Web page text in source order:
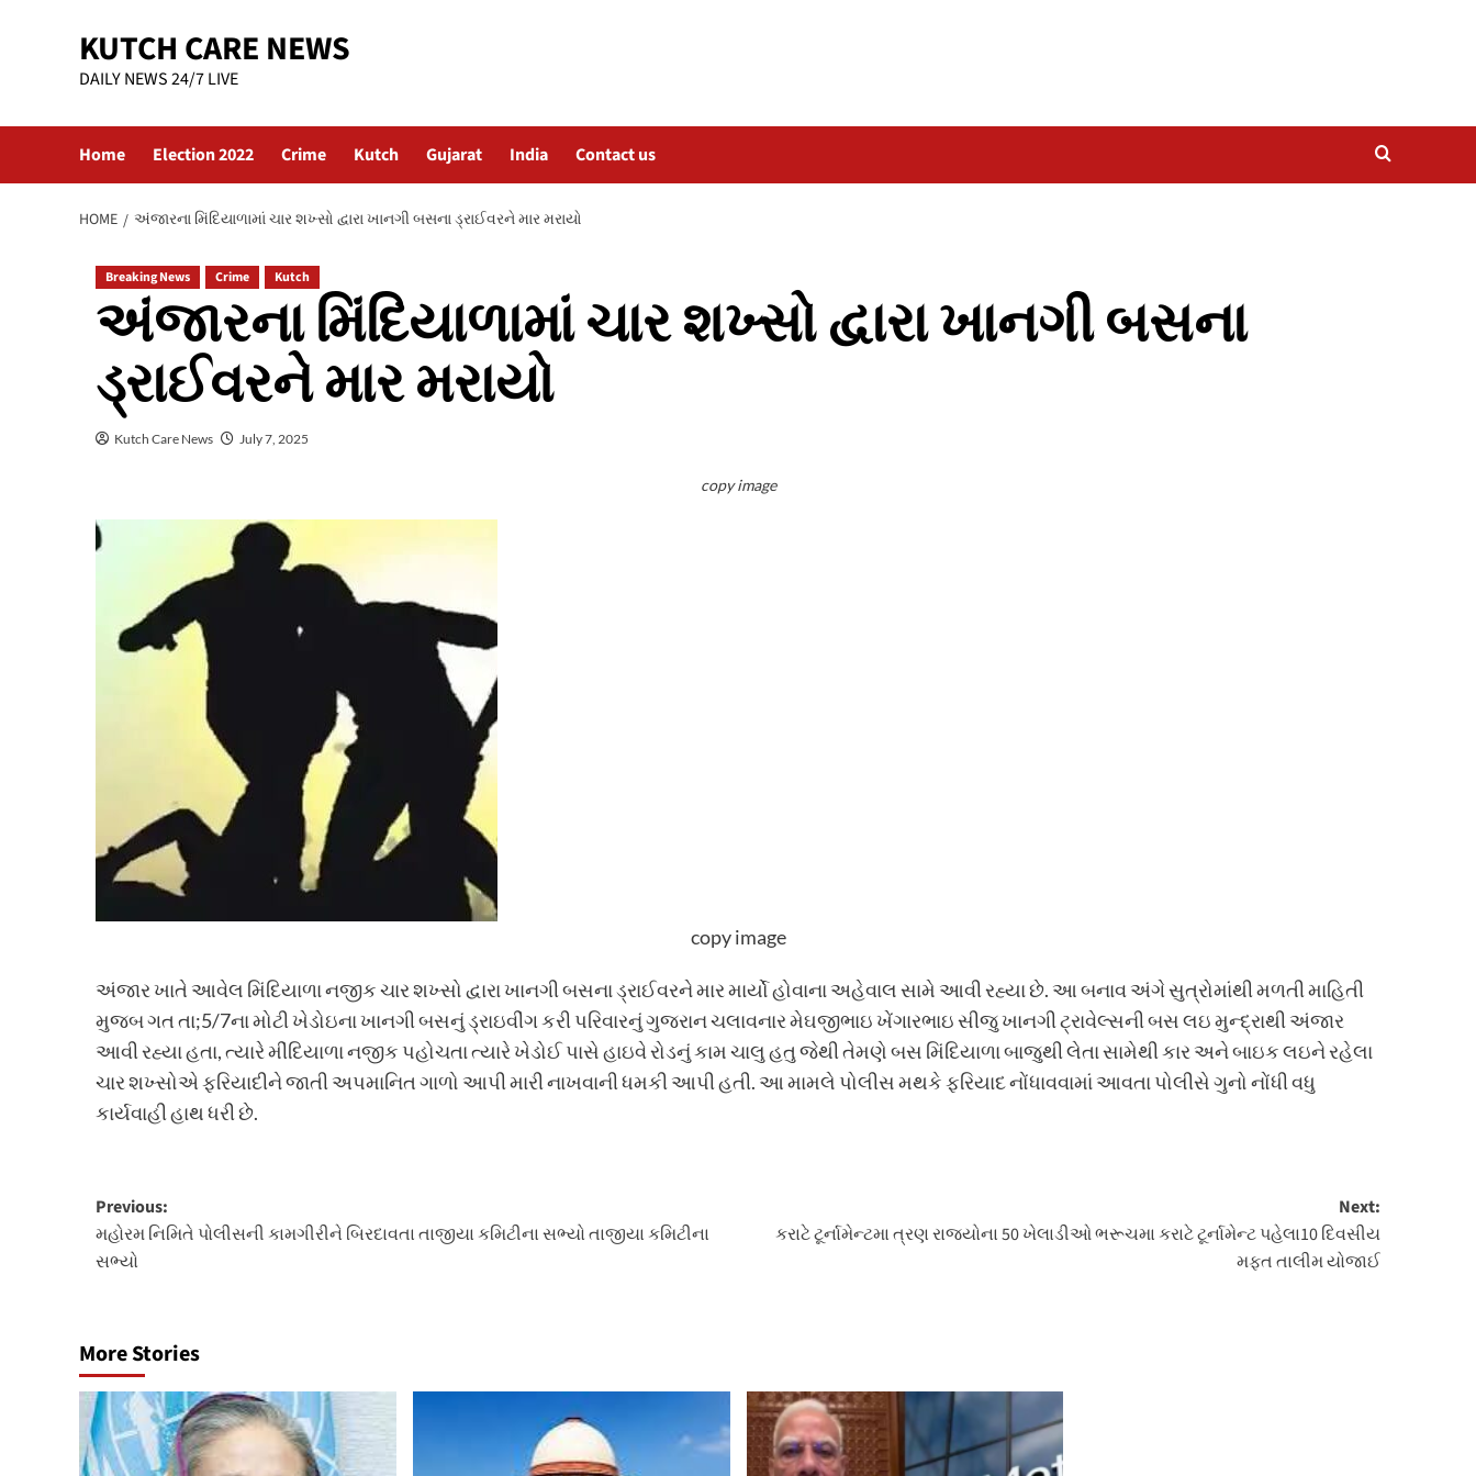
KUTCH CARE NEWS
DAILY NEWS 24/7 LIVE
Home Election 2022 Crime Kutch Gujarat India Contact us
HOME અંજારના મિંદિયાળામાં ચાર શખ્સો દ્વારા ખાનગી બસના ડ્રાઈવરને માર મરાયો
Breaking News Crime Kutch
અંજારના મિંદિયાળામાં ચાર શખ્સો દ્વારા ખાનગી બસના
ડ્રાઈવરને માર મરાયો
Kutch Care News July 7, 2025
copy image
copy image
અંજાર ખાતે આવેલ મિંદિયાળા નજીક ચાર શખ્સો દ્વારા ખાનગી બસના ડ્રાઈવરને માર માર્યો હોવાના અહેવાલ સામે આવી રહ્યા છે. આ બનાવ અંગે સુત્રોમાંથી મળતી માહિતી
મુજબ ગત તા;5/7ના મોટી ખેડોઇના ખાનગી બસનું ડ્રાઇવીંગ કરી પરિવારનું ગુજરાન ચલાવનાર મેઘજીભાઇ ખેંગારભાઇ સીજુ ખાનગી ટ્રાવેલ્સની બસ લઇ મુન્દ્રાથી અંજાર
આવી રહ્યા હતા, ત્યારે મીંદિયાળા નજીક પહોચતા ત્યારે ખેડોઈ પાસે હાઇવે રોડનું કામ ચાલુ હતુ જેથી તેમણે બસ મિંદિયાળા બાજુથી લેતા સામેથી કાર અને બાઇક લઇને રહેલા
ચાર શખ્સોએ ફરિયાદીને જાતી અપમાનિત ગાળો આપી મારી નાખવાની ધમકી આપી હતી. આ મામલે પોલીસ મથકે ફરિયાદ નોંધાવવામાં આવતા પોલીસે ગુનો નોંધી વધુ
કાર્યવાહી હાથ ધરી છે.
Post
navigation
Previous:
મહોરમ નિમિતે પોલીસની કામગીરીને બિરદાવતા તાજીયા કમિટીના સભ્યો તાજીયા કમિટીના
સભ્યો
Next:
કરાટે ટૂર્નામેન્ટમા ત્રણ રાજ્યોના 50 ખેલાડીઓ ભરૂચમા કરાટે ટૂર્નામેન્ટ પહેલા10 દિવસીય
મફત તાલીમ યોજાઈ
More Stories